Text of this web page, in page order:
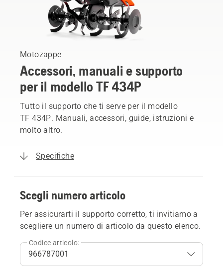
Motozappe
Accessori, manuali e supporto
per il modello TF 434P
Tutto il supporto che ti serve per il modello
TF 434P. Manuali, accessori, guide, istruzioni e
molto altro.
Specifiche
Scegli numero articolo
Per assicurarti il supporto corretto, ti invitiamo a
scegliere un numero di articolo da questo elenco.
Codice articolo: